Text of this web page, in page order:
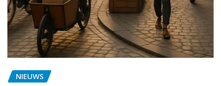
NIEUWS